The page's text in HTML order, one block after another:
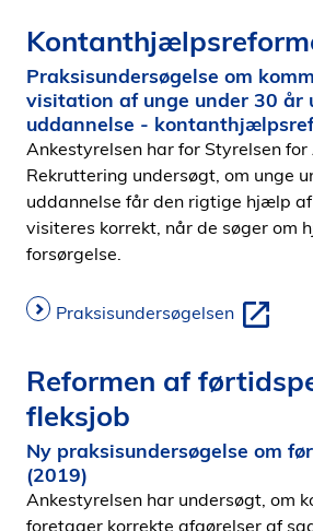
Praksisundersøgelse om
visitation af unge under 30 år
uddannelse -
Ankestyrelsen har for Styrelsen
Rekruttering undersøgt, om unge
uddannelse får den rigtige hjælp af
visiteres korrekt, når de søger om
forsørgelse.
Praksisundersøgelsen
Reformen af
fleksjob
Ny praksisundersøgelse om
(2019)
Ankestyrelsen har undersøgt, om
foretager korrekte afgørelser af